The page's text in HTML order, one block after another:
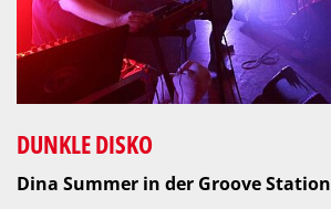
DUNKLE DISKO
Dina Summer in der Groove Station